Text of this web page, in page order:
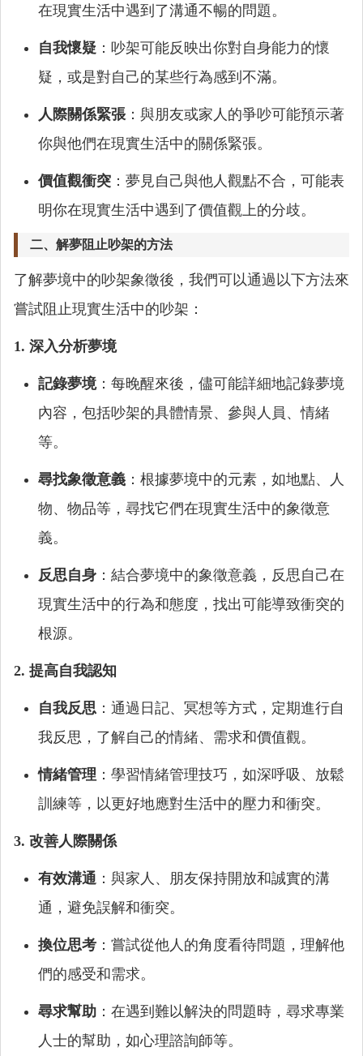
在現實生活中遇到了溝通不暢的問題。
自我懷疑 ：吵架可能反映出你對自身能力的懷
疑，或是對自己的某些行為感到不滿。
人際關係緊張：與朋友或家人的爭吵可能預示著
你與他們在現實生活中的關係緊張。
價值觀衝突 ：夢見自己與他人觀點不合，可能表
明你在現實生活中遇到了價值觀上的分歧。
二、解夢阻止吵架的方法
了解夢境中的吵架象徵後，我們可以通過以下方法來
嘗試阻止現實生活中的吵架：
1. 深入分析夢境
記錄夢境：每晚醒來後，儘可能詳細地記錄夢境
內容，包括吵架的具體情景、參與人員、情緒
等。
尋找象徵意義 ：根據夢境中的元素，如地點、人
物、物品等，尋找它們在現實生活中的象徵意
義。
反思自身 ：結合夢境中的象徵意義，反思自己在
現實生活中的行為和態度，找出可能導致衝突的
根源。
2. 提高自我認知
自我反思 ：通過日記、冥想等方式，定期進行自
我反思，了解自己的情緒、需求和價值觀。
情緒管理 ：學習情緒管理技巧，如深呼吸、放鬆
訓練等，以更好地應對生活中的壓力和衝突。
3. 改善人際關係
有效溝通 ：與家人、朋友保持開放和誠實的溝
通，避免誤解和衝突。
換位思考 ：嘗試從他人的角度看待問題，理解他
們的感受和需求。
尋求幫助 ：在遇到難以解決的問題時，尋求專業
人士的幫助，如心理諮詢師等。